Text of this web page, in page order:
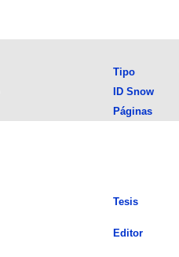
Tipo
ID Snow
Páginas
Tesis
Editor